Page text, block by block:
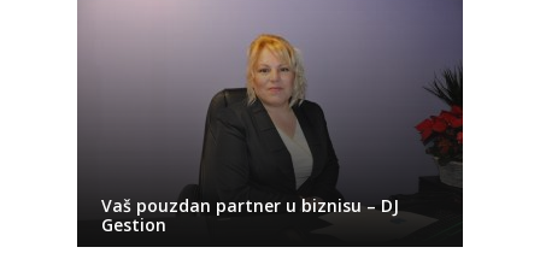
Vaš pouzdan partner u biznisu – DJ
Gestion